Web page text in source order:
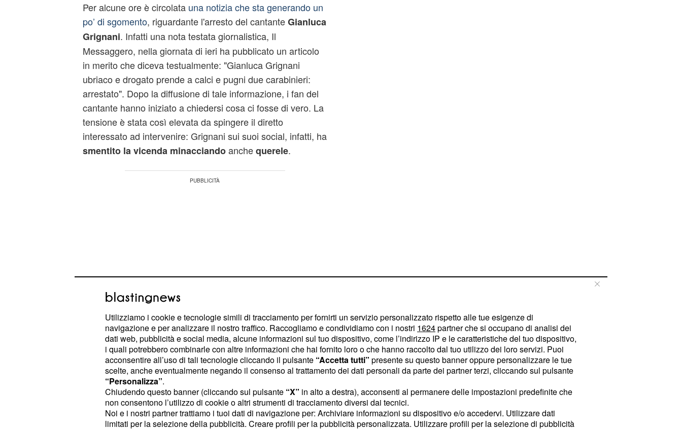
Per alcune ore è circolata una notizia che sta generando un
po’ di sgomento, riguardante l'arresto del cantanteGianluca
Grignani. Infatti una nota testata giornalistica, Il
Messaggero, nella giornata di ieri ha pubblicato un articolo
in merito che diceva testualmente: "Gianluca Grignani
ubriaco e drogato prende a calci e pugni due carabinieri:
arrestato". Dopo la diffusione di tale informazione, i fan del
cantante hanno iniziato a chiedersi cosa ci fosse di vero. La
tensione è stata così elevata da spingere il diretto
interessato ad intervenire: Grignani sui suoi social, infatti, ha
smentito la vicenda minacciandoanchequerele.
A quanto pare si è trattato di un errore da parte de Il
Messaggero, che avrebbe pubblicato una notizia risalente al
Gianluca Grignani smentisce su
Utilizziamo i cookie e tecnologie simili di tracciamento per fornirti un servizio personalizzato rispetto alle tue esigenze di
navigazione e per analizzare il nostro traffico. Raccogliamo e condividiamo con i nostri 1624partner che si occupano di analisi dei
dati web, pubblicità e social media, alcune informazioni sul tuo dispositivo, come l’indirizzo IP e le caratteristiche del tuo dispositivo,
i quali potrebbero combinarle con altre informazioni che hai fornito loro o che hanno raccolto dal tuo utilizzo dei loro servizi. Puoi
acconsentire all’uso di tali tecnologie cliccando il pulsante “Accetta tutti” presente su questo banner oppure personalizzare le tue
scelte, anche eventualmente negando il consenso al trattamento dei dati personali da parte dei partner terzi, cliccando sul pulsante
“Personalizza”.
Chiudendo questo banner (cliccando sul pulsante “X” in alto a destra), acconsenti al permanere delle impostazioni predefinite che
non consentono l’utilizzo di cookie o altri strumenti di tracciamento diversi dai tecnici.
Noi e i nostri partner trattiamo i tuoi dati di navigazione per: Archiviare informazioni su dispositivo e/o accedervi. Utilizzare dati
limitati per la selezione della pubblicità. Creare profili per la pubblicità personalizzata. Utilizzare profili per la selezione di pubblicità